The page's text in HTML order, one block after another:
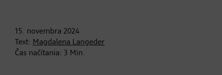
15. novembra 2024
Text: Magdalena Langeder
Čas načítania: 3 Min.